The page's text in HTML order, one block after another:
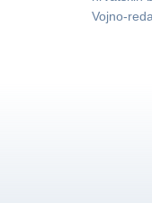
Vojno-